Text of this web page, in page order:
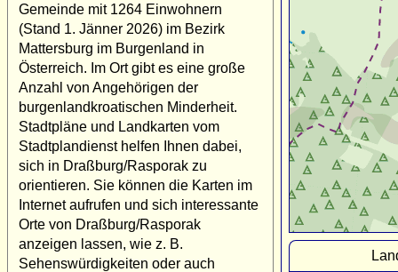
Gemeinde mit 1264 Einwohnern
(Stand 1. Jänner 2026) im Bezirk
Mattersburg im Burgenland in
Österreich. Im Ort gibt es eine große
Anzahl von Angehörigen der
burgenlandkroatischen Minderheit.
Stadtpläne und Landkarten vom
Stadtplandienst helfen Ihnen dabei,
sich in Draßburg/Rasporak zu
orientieren. Sie können die Karten im
Internet aufrufen und sich interessante
Orte von Draßburg/Rasporak
anzeigen lassen, wie z. B.
Sehenswürdigkeiten oder auch